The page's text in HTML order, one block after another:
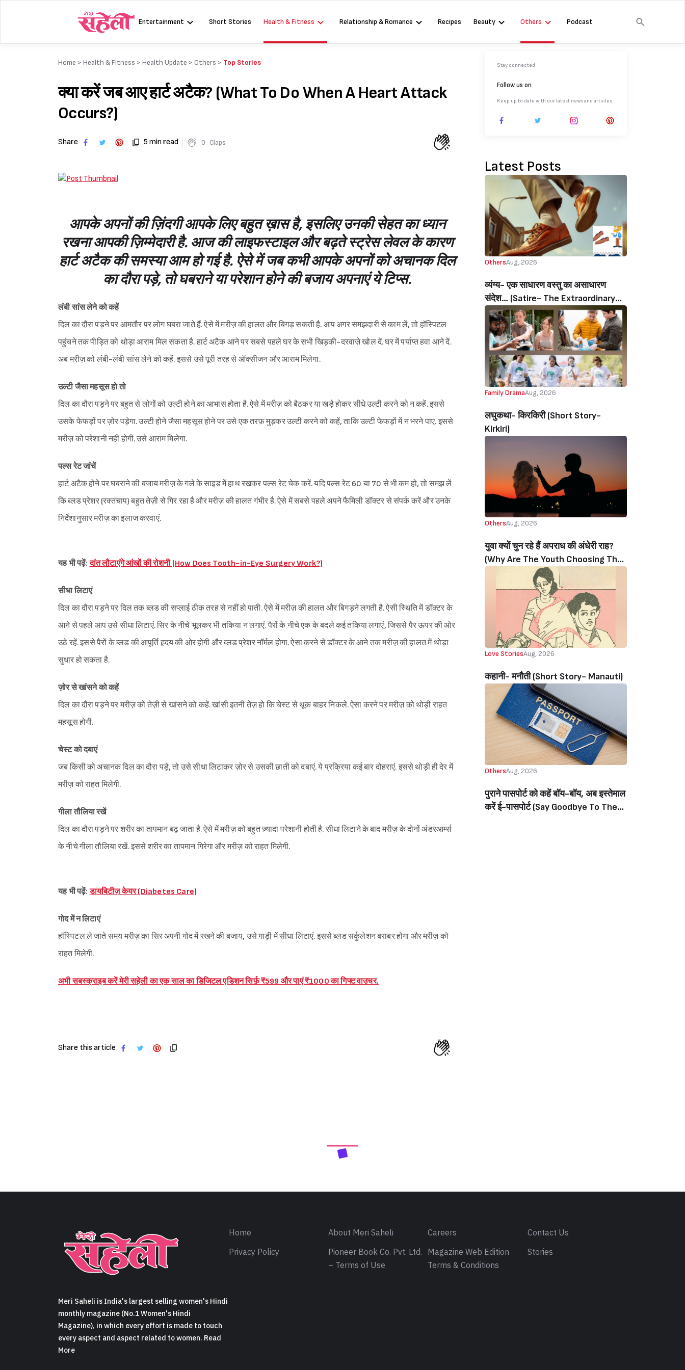
Entertainment Short Stories Health & Fitness Relationship & Romance Recipes Beauty Others Podcast
Home > Health & Fitness > Health Update > Others > Top Stories
क्या करें जब आए हार्ट अटैक? (What To Do When A Heart Attack
Occurs?)
Share 5 min read 0 Claps
आपके अपनों की ज़िंदगी आपके लिए बहुत ख़ास है, इसलिए उनकी सेहत का ध्यान
रखना आपकी ज़िम्मेदारी है. आज की लाइफस्टाइल और बढ़ते स्ट्रेस लेवल के कारण
हार्ट अटैक की समस्या आम हो गई है. ऐसे में जब कभी आपके अपनों को अचानक दिल
का दौरा पड़े, तो घबराने या परेशान होने की बजाय अपनाएं ये टिप्स.
लंबी सांस लेने को कहें
दिल का दौरा पड़ने पर आमतौर पर लोग घबरा जाते हैं. ऐसे में मरीज़ की हालत और बिगड़ सकती है. आप अगर समझदारी से काम लें, तो हॉस्पिटल
पहुंचने तक पीड़ित को थोड़ा आराम मिल सकता है. हार्ट अटैक आने पर सबसे पहले घर के सभी खिड़की-दरवाज़े खोल दें. घर में पर्याप्त हवा आने दें.
अब मरीज़ को लंबी-लंबी सांस लेने को कहें. इससे उसे पूरी तरह से ऑक्सीजन और आराम मिलेगा.
उल्टी जैसा महसूस हो तो
दिल का दौरा पड़ने पर बहुत से लोगों को उल्टी होने का आभास होता है. ऐसे में मरीज़ को बैठकर या खड़े होकर सीधे उल्टी करने को न कहें. इससे
उसके फेफड़ों पर ज़ोर पड़ेगा. उल्टी होने जैसा महसूस होने पर उसे एक तरफ़ मुड़कर उल्टी करने को कहें, ताकि उल्टी फेफड़ों में न भरने पाए. इससे
मरीज़ को परेशानी नहीं होगी. उसे आराम मिलेगा.
पल्स रेट जांचें
हार्ट अटैक होने पर घबराने की बजाय मरीज़ के गले के साइड में हाथ रखकर पल्स रेट चेक करें. यदि पल्स रेट 60 या 70 से भी कम हो, तो समझ लें
कि ब्लड प्रेशर (रक्तचाप) बहुत तेज़ी से गिर रहा है और मरीज़ की हालत गंभीर है. ऐसे में सबसे पहले अपने फैमिली डॉक्टर से संपर्क करें और उनके
निर्देशानुसार मरीज़ का इलाज करवाएं.
यह भी पढ़ें:दांत लौटाएंगे आंखों की रोशनी (How Does Tooth-in-Eye Surgery Work?)
सीधा लिटाएं
दिल का दौरा पड़ने पर दिल तक ब्लड की सप्लाई ठीक तरह से नहीं हो पाती. ऐसे में मरीज़ की हालत और बिगड़ने लगती है. ऐसी स्थिति में डॉक्टर के
आने से पहले आप उसे सीधा लिटाएं. सिर के नीचे भूलकर भी तकिया न लगाएं. पैरों के नीचे एक के बदले कई तकिया लगाएं, जिससे पैर ऊपर की ओर
उठे रहें. इससे पैरों के ब्लड की आपूर्ति हृदय की ओर होगी और ब्लड प्रेशर नॉर्मल होगा. ऐसा करने से डॉक्टर के आने तक मरीज़ की हालत में थोड़ा
सुधार हो सकता है.
ज़ोर से खांसने को कहें
दिल का दौरा पड़ने पर मरीज़ को तेज़ी से खांसने को कहें. खांसी इतनी तेज़ हो कि चेस्ट से थूक बाहर निकले. ऐसा करने पर मरीज़ को थोड़ी राहत
महसूस होगी.
चेस्ट को दबाएं
जब किसी को अचानक दिल का दौरा पड़े, तो उसे सीधा लिटाकर ज़ोर से उसकी छाती को दबाएं. ये प्रक्रिया कई बार दोहराएं. इससे थोड़ी ही देर में
मरीज़ को राहत मिलेगी.
गीला तौलिया रखें
दिल का दौरा पड़ने पर शरीर का तापमान बढ़ जाता है. ऐसे में मरीज़ को बहुत ज़्यादा परेशानी होती है. सीधा लिटाने के बाद मरीज़ के दोनों अंडरआर्म्स
के नीचे गीला तौलिया रखें. इससे शरीर का तापमान गिरेगा और मरीज़ को राहत मिलेगी.
यह भी पढ़ें:डायबिटीज़ केयर (Diabetes Care)
गोद में न लिटाएं
हॉस्पिटल ले जाते समय मरीज़ का सिर अपनी गोद में रखने की बजाय, उसे गाड़ी में सीधा लिटाएं. इससे ब्लड सर्कुलेशन बराबर होगा और मरीज़ को
राहत मिलेगी.
अभी सबस्क्राइब करें मेरी सहेली का एक साल का डिजिटल एडिशन सिर्फ़ ₹599 और पाएं ₹1000 का गिफ्ट वाउचर.
Share this article
Stay connected
Follow us on
Keep up to date with our latest news and articles.
Latest Posts
OthersAug, 2026
व्यंग्य- एक साधारण वस्तु का असाधारण
संदेश… (Satire- The Extraordinary
Message Of An Ordinary Object…)
Family DramaAug, 2026
लघुकथा- किरकिरी (Short Story-
Kirkiri)
OthersAug, 2026
युवा क्यों चुन रहे हैं अपराध की अंधेरी राह?
(Why Are The Youth Choosing The
Dark Path Of Crime?)
Love StoriesAug, 2026
कहानी- मनौती (Short Story- Manauti)
OthersAug, 2026
पुराने पासपोर्ट को कहें बॉय-बॉय, अब इस्तेमाल
करें ई-पासपोर्ट (Say Goodbye To The
Meri Saheli is India's largest selling women's Hindi
monthly magazine (No.1 Women's Hindi
Magazine), in which every effort is made to touch
every aspect and aspect related to women. Read
More
Home About Meri Saheli Careers
Contact Us
Privacy Policy
Pioneer Book Co. Pvt. Ltd.
– Terms of Use
Magazine Web Edition
Terms & Conditions
Stories